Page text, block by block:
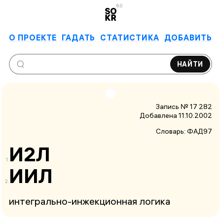
6.0
О ПРОЕКТЕ ГАДАТЬ СТАТИСТИКА ДОБАВИТЬ
НАЙТИ
Запись № 17 282
Добавлена 11.10.2002
Словарь: ФАД97
И2Л
ИИЛ
интегрально-инжекционная логика